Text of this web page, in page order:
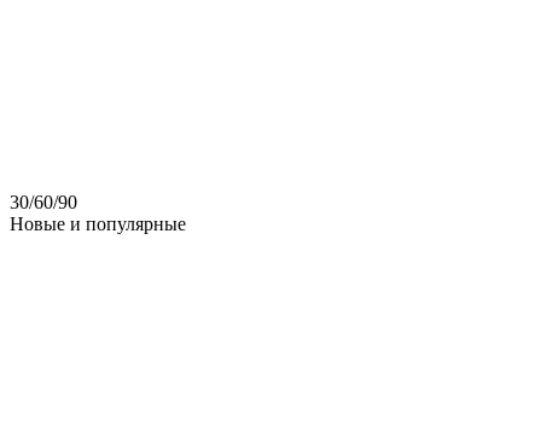
30/60/90
Новые и популярные